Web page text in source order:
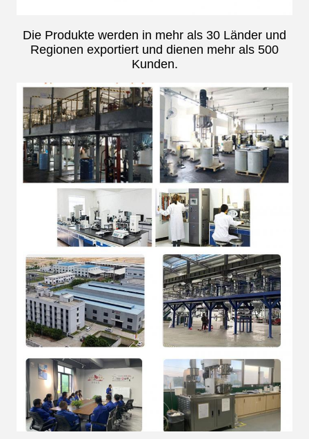
Die Produkte werden in mehr als 30 Länder und
Regionen exportiert und dienen mehr als 500
Kunden.